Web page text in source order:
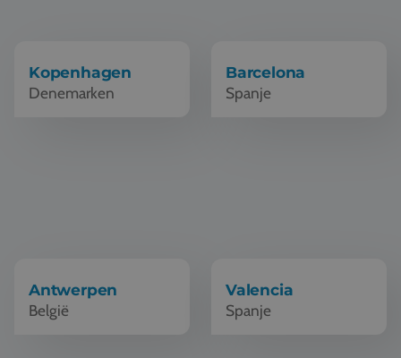
Kopenhagen
Denemarken
Barcelona
Spanje
Antwerpen
België
Valencia
Spanje